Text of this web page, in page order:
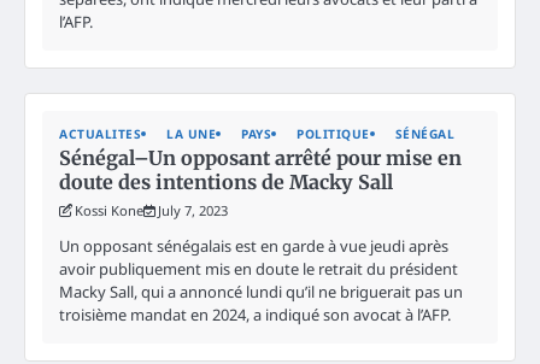
l’AFP.
ACTUALITES LA UNE PAYS POLITIQUE SÉNÉGAL
Sénégal–Un opposant arrêté pour mise en
doute des intentions de Macky Sall
Kossi Kone July 7, 2023
Un opposant sénégalais est en garde à vue jeudi après
avoir publiquement mis en doute le retrait du président
Macky Sall, qui a annoncé lundi qu’il ne briguerait pas un
troisième mandat en 2024, a indiqué son avocat à l’AFP.